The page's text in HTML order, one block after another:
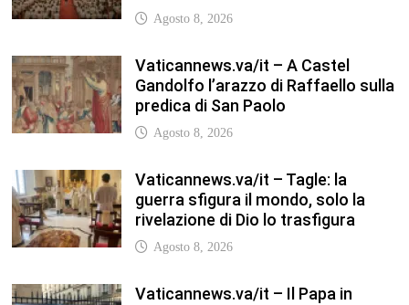
Agosto 8, 2026
Vaticannews.va/it – A Castel
Gandolfo l’arazzo di Raffaello sulla
predica di San Paolo
Agosto 8, 2026
Vaticannews.va/it – Tagle: la
guerra sfigura il mondo, solo la
rivelazione di Dio lo trasfigura
Agosto 8, 2026
Vaticannews.va/it – Il Papa in